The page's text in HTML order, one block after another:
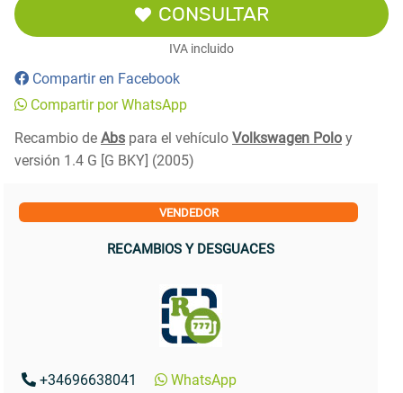
CONSULTAR
IVA incluido
Compartir en Facebook
Compartir por WhatsApp
Recambio de Abs para el vehículo Volkswagen Polo y
versión 1.4 G [G BKY] (2005)
VENDEDOR
RECAMBIOS Y DESGUACES
+34696638041
WhatsApp